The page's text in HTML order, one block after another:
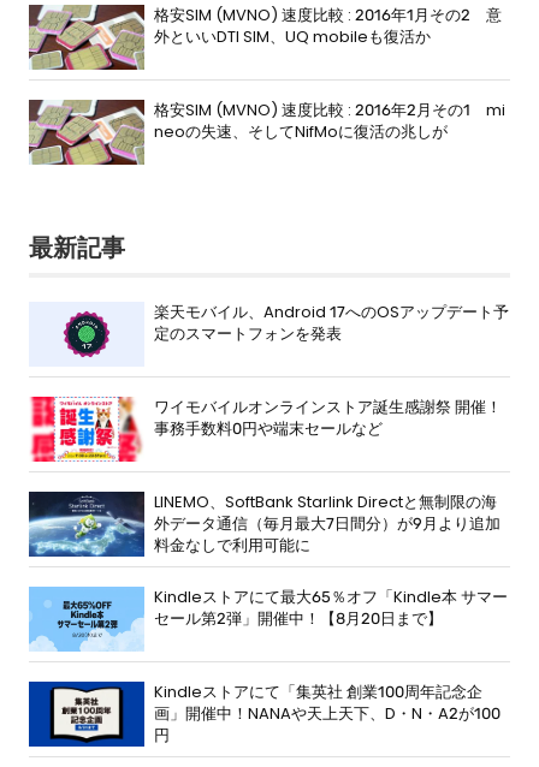
格安SIM (MVNO) 速度比較 : 2016年1月その2 意
外といいDTI SIM、UQ mobileも復活か
格安SIM (MVNO) 速度比較 : 2016年2月その1 mi
neoの失速、そしてNifMoに復活の兆しが
最新記事
楽天モバイル、Android 17へのOSアップデート予
定のスマートフォンを発表
ワイモバイルオンラインストア誕生感謝祭 開催！
事務手数料0円や端末セールなど
LINEMO、SoftBank Starlink Directと無制限の海
外データ通信（毎月最大7日間分）が9月より追加
料金なしで利用可能に
Kindleストアにて最大65％オフ「Kindle本 サマー
セール第2弾」開催中！【8月20日まで】
Kindleストアにて「集英社 創業100周年記念企
画」開催中！NANAや天上天下、D・N・A2が100
円